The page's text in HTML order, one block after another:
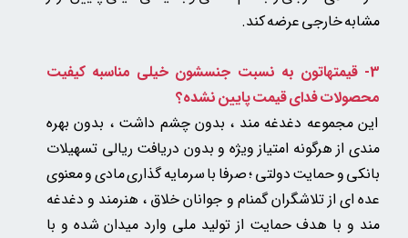
مشابه خارجی عرضه کند.
3- قیمتهاتون به نسبت جنسشون خیلی مناسبه
کیفیت
محصولات فدای قیمت پایین نشده؟
این مجموعه دغدغه مند ، بدون چشم داشت ، بدون بهره
مندی از هرگونه امتیاز ویژه و بدون دریافت ریالی تسهیلات
بانکی و حمایت دولتی ؛ صرفا با سرمایه گذاری مادی و معنوی
عده ای از تلاشگران گمنام و جوانان خلاق ، هنرمند و دغدغه
مند و با هدف حمایت از تولید ملی وارد میدان شده و با